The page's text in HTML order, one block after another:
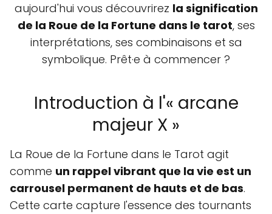
aujourd'hui vous découvrirez la signification
de la Roue de la Fortune dans le tarot, ses
interprétations, ses combinaisons et sa
symbolique. Prêt·e à commencer ?
Introduction à l'« arcane
majeur X »
La Roue de la Fortune dans le Tarot agit
comme un rappel vibrant que la vie est un
carrousel permanent de hauts et de bas.
Cette carte capture l'essence des tournants